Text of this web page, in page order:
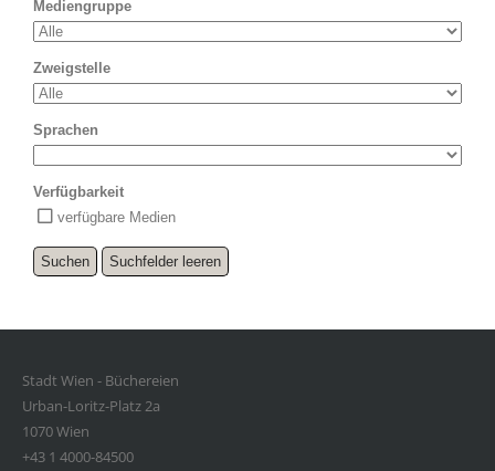
Mediengruppe
Zweigstelle
Sprachen
Verfügbarkeit
verfügbare Medien
Stadt Wien - Büchereien
Urban-Loritz-Platz 2a
1070 Wien
+43 1 4000-84500